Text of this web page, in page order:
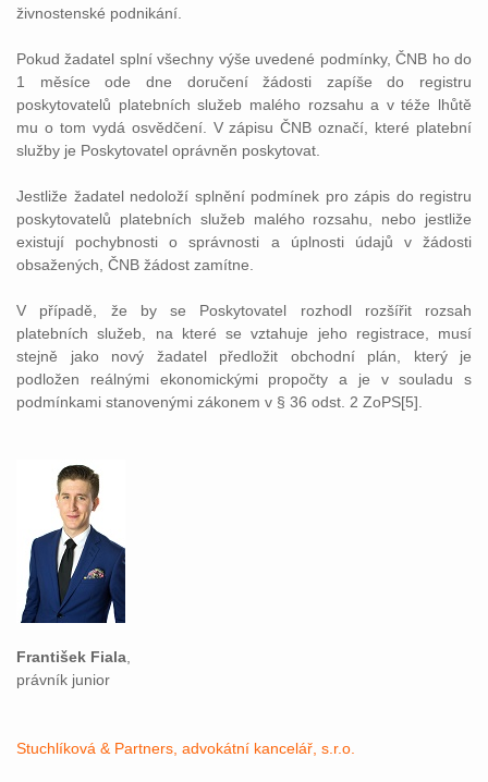
živnostenské podnikání.
Pokud žadatel splní všechny výše uvedené podmínky, ČNB ho do
1 měsíce ode dne doručení žádosti zapíše do registru
poskytovatelů platebních služeb malého rozsahu a v téže lhůtě
mu o tom vydá osvědčení. V zápisu ČNB označí, které platební
služby je Poskytovatel oprávněn poskytovat.
Jestliže žadatel nedoloží splnění podmínek pro zápis do registru
poskytovatelů platebních služeb malého rozsahu, nebo jestliže
existují pochybnosti o správnosti a úplnosti údajů v žádosti
obsažených, ČNB žádost zamítne.
V případě, že by se Poskytovatel rozhodl rozšířit rozsah
platebních služeb, na které se vztahuje jeho registrace, musí
stejně jako nový žadatel předložit obchodní plán, který je
podložen reálnými ekonomickými propočty a je v souladu s
podmínkami stanovenými zákonem v § 36 odst. 2 ZoPS[5].
František Fiala
právník junior
Stuchlíková & Partners, advokátní kancelář, s.r.o.